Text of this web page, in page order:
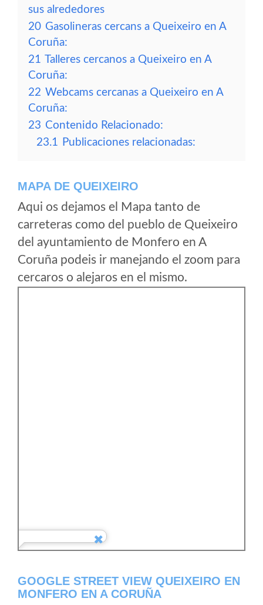
sus alrededores
20 Gasolineras cercans a Queixeiro en A
Coruña:
21 Talleres cercanos a Queixeiro en A
Coruña:
22 Webcams cercanas a Queixeiro en A
Coruña:
23 Contenido Relacionado:
23.1 Publicaciones relacionadas:
MAPA DE QUEIXEIRO
Aqui os dejamos el Mapa tanto de
carreteras como del pueblo de Queixeiro
del ayuntamiento de Monfero en A
Coruña podeis ir manejando el zoom para
cercaros o alejaros en el mismo.
GOOGLE STREET VIEW QUEIXEIRO EN
MONFERO EN A CORUÑA